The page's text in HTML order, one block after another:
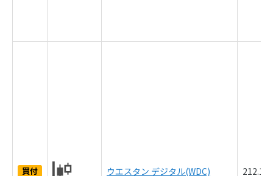
買付 ウエスタン デジタル(WDC) 212.14